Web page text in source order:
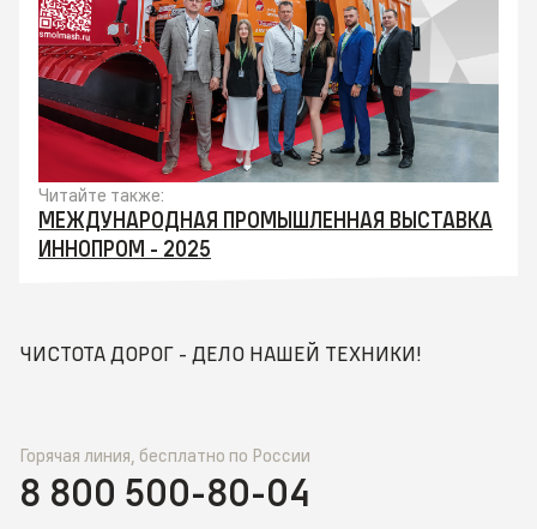
Читайте также:
МЕЖДУНАРОДНАЯ ПРОМЫШЛЕННАЯ ВЫСТАВКА
ИННОПРОМ - 2025
ЧИСТОТА ДОРОГ - ДЕЛО НАШЕЙ ТЕХНИКИ!
Горячая линия, бесплатно по России
8 800 500-80-04